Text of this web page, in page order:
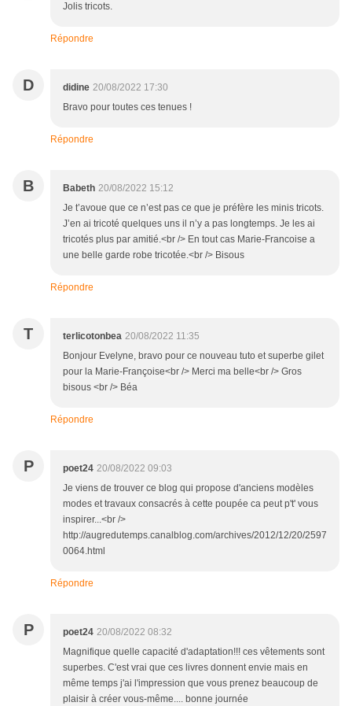
Jolis tricots.
Répondre
D didine 20/08/2022 17:30
Bravo pour toutes ces tenues !
Répondre
B Babeth 20/08/2022 15:12
Je t’avoue que ce n’est pas ce que je préfère les minis tricots.
J’en ai tricoté quelques uns il n’y a pas longtemps. Je les ai
tricotés plus par amitié.<br /> En tout cas Marie-Francoise a
une belle garde robe tricotée.<br /> Bisous
Répondre
T terlicotonbea 20/08/2022 11:35
Bonjour Evelyne, bravo pour ce nouveau tuto et superbe gilet
pour la Marie-Françoise<br /> Merci ma belle<br /> Gros
bisous <br /> Béa
Répondre
P poet24 20/08/2022 09:03
Je viens de trouver ce blog qui propose d'anciens modèles
modes et travaux consacrés à cette poupée ca peut p't' vous
inspirer...<br />
http://augredutemps.canalblog.com/archives/2012/12/20/2597
0064.html
Répondre
P poet24 20/08/2022 08:32
Magnifique quelle capacité d'adaptation!!! ces vêtements sont
superbes. C'est vrai que ces livres donnent envie mais en
même temps j'ai l'impression que vous prenez beaucoup de
plaisir à créer vous-même.... bonne journée